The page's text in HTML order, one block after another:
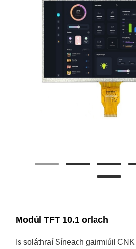
Modúl TFT 10.1 orlach
Is soláthraí Síneach gairmiúil